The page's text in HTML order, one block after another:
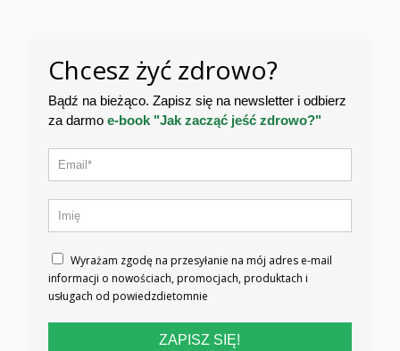
Chcesz żyć zdrowo?
Bądź na bieżąco. Zapisz się na newsletter i odbierz
za darmo e-book "Jak zacząć jeść zdrowo?"
Wyrażam zgodę na przesyłanie na mój adres e-mail
informacji o nowościach, promocjach, produktach i
usługach od powiedzdietomnie
ZAPISZ SIĘ!